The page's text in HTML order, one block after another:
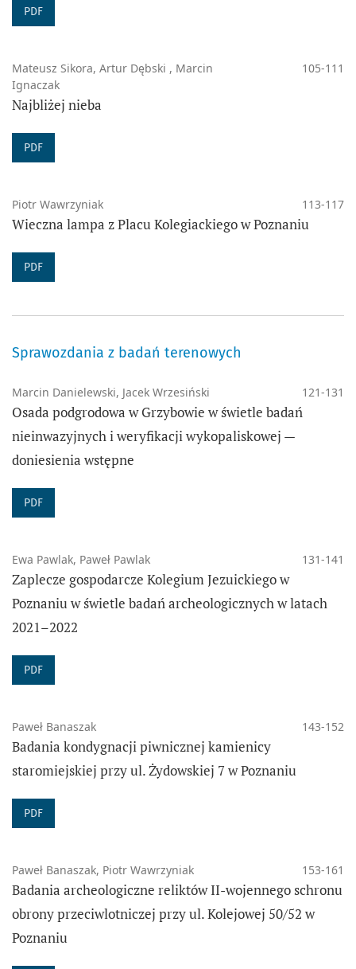
PDF
Mateusz Sikora, Artur Dębski , Marcin
Ignaczak
105-111
Najbliżej nieba
PDF
Piotr Wawrzyniak 113-117
Wieczna lampa z Placu Kolegiackiego w Poznaniu
PDF
Sprawozdania z badań terenowych
Marcin Danielewski, Jacek Wrzesiński 121-131
Osada podgrodowa w Grzybowie w świetle badań
nieinwazyjnych i weryfikacji wykopaliskowej —
doniesienia wstępne
PDF
Ewa Pawlak, Paweł Pawlak 131-141
Zaplecze gospodarcze Kolegium Jezuickiego w
Poznaniu w świetle badań archeologicznych w latach
2021–2022
PDF
Paweł Banaszak 143-152
Badania kondygnacji piwnicznej kamienicy
staromiejskiej przy ul. Żydowskiej 7 w Poznaniu
PDF
Paweł Banaszak, Piotr Wawrzyniak 153-161
Badania archeologiczne reliktów II-wojennego schronu
obrony przeciwlotniczej przy ul. Kolejowej 50/52 w
Poznaniu